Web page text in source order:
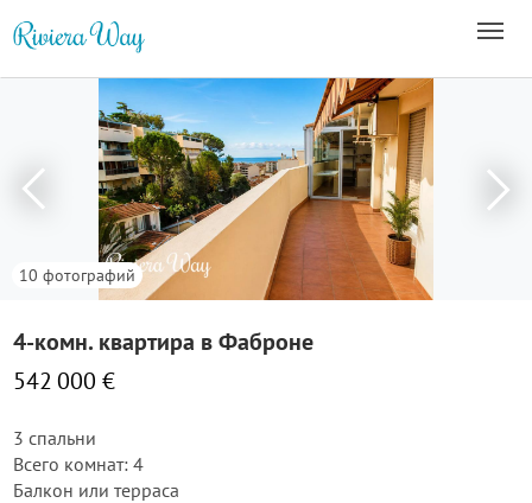
10 фотографий
4-комн. квартира в Фаброне
542 000 €
3 спальни
Всего комнат: 4
Балкон или терраса